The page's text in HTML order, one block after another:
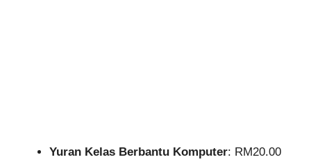
Yuran Kelas Berbantu Komputer: RM20.00